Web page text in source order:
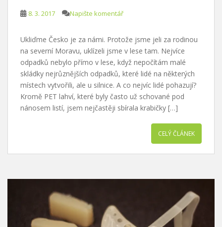
8. 3. 2017 Napište komentář
Ukliďme Česko je za námi. Protože jsme jeli za rodinou
na severní Moravu, uklízeli jsme v lese tam. Nejvíce
odpadků nebylo přímo v lese, když nepočítám malé
skládky nejrůznějších odpadků, které lidé na některých
místech vytvořili, ale u silnice. A co nejvíc lidé pohazují?
Kromě PET lahví, které byly často už schované pod
nánosem listí, jsem nejčastěji sbírala krabičky […]
CELÝ ČLÁNEK